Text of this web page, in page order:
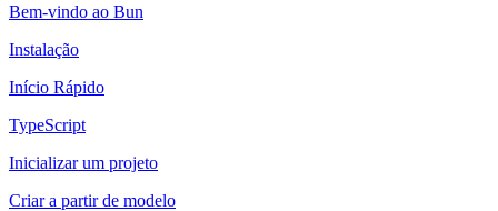
Bem-vindo ao Bun
Instalação
Início Rápido
TypeScript
Inicializar um projeto
Criar a partir de modelo